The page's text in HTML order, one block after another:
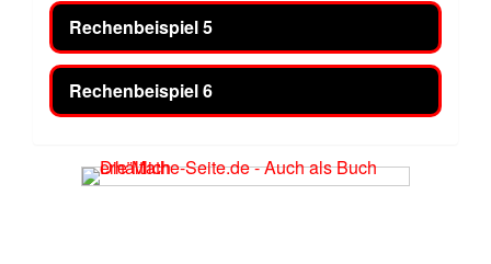
Rechenbeispiel 5
Rechenbeispiel 6